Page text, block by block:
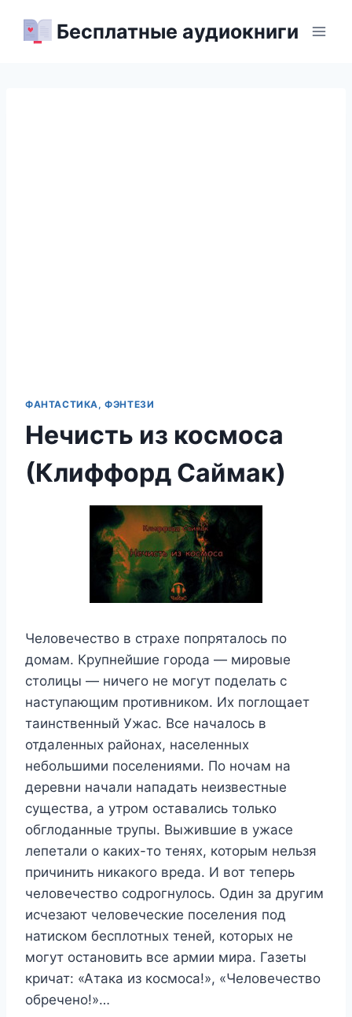
Бесплатные аудиокниги
ФАНТАСТИКА, ФЭНТЕЗИ
Нечисть из космоса
(Клиффорд Саймак)
Человечество в страхе попряталось по
домам. Крупнейшие города — мировые
столицы — ничего не могут поделать с
наступающим противником. Их поглощает
таинственный Ужас. Все началось в
отдаленных районах, населенных
небольшими поселениями. По ночам на
деревни начали нападать неизвестные
существа, а утром оставались только
обглоданные трупы. Выжившие в ужасе
лепетали о каких-то тенях, которым нельзя
причинить никакого вреда. И вот теперь
человечество содрогнулось. Один за другим
исчезают человеческие поселения под
натиском бесплотных теней, которых не
могут остановить все армии мира. Газеты
кричат: «Атака из космоса!», «Человечество
обречено!»…